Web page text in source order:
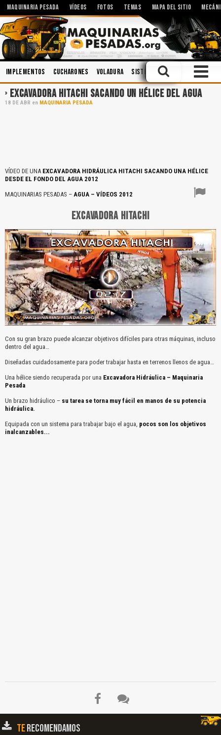
MAQUINARIA PESADA VÍDEOS FOTOS TEMAS MAPA DEL SITIO
Implementos Cucharones Voladura Sistemas Hidráulicos
EXCAVADORA HITACHI SACANDO UN HÉLICE DEL AGUA
18 DE ABR en MAQUINARIA PESADA
VÍDEO DE UNA EXCAVADORA HIDRÁULICA HITACHI SACANDO UNA HÉLICE
DESDE EL FONDO DEL AGUA 2012
MAQUINARIAS PESADAS – AGUA – VÍDEOS 2012
EXCAVADORA HITACHI
Con su gran brazo puede alcanzar objetivos difíciles para otras máquinas, incluso
dentro del agua…
Diseñadas cuidadosamente para poder trabajar hasta en terrenos llenos de agua…
Una hélice siendo recuperada por una Excavadora Hidráulica – Maquinaria
Pesada
Un brazo hidráulico – su tarea se torna muy fácil en manos de su potencia
hidráulica.
Equipada con un sistema para trabajar bajo el agua, pocos son los objetivos
inalcanzables...
TERECOMENDAMOS